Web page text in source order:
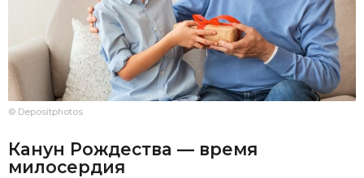
© Depositphotos
Канун Рождества — время
милосердия